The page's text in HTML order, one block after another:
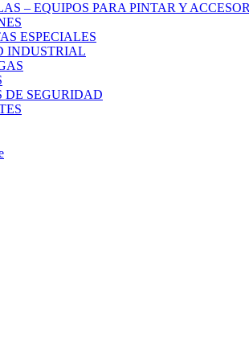
– EQUIPOS PARA PINTAR Y
ESPECIALES
INDUSTRIAL
DE SEGURIDAD